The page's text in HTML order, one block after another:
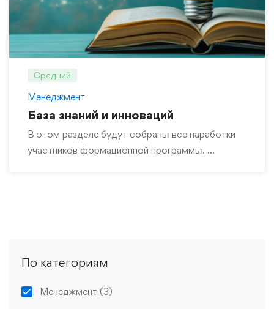
По категориям
Менеджмент (3)
Средний
Менеджмент
База знаний и инноваций
В этом разделе будут собраны все наработки
участников формационной программы. …